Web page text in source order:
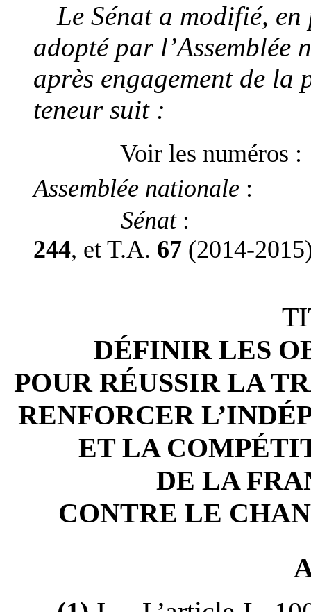
Le Sénat a modifié, en
adopté par l’Assemblée
après engagement de la
teneur suit :
Voir les numéros :
Assemblée nationale :
Sénat :
244, et T.A. 67 (2014-2015
DÉFINIR LES
POUR RÉUSSIR LA
RENFORCER L’
ET LA
DE LA
CONTRE LE